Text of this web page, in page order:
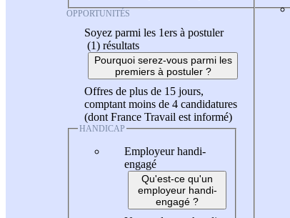
OPPORTUNITÉS
Soyez parmi les 1ers à postuler
(1) résultats
Pourquoi serez-vous parmi les
premiers à postuler ?
Offres de plus de 15 jours,
comptant moins de 4 candidatures
(dont France Travail est informé)
HANDICAP
Employeur handi-
engagé
Qu'est-ce qu'un
employeur handi-
engagé ?